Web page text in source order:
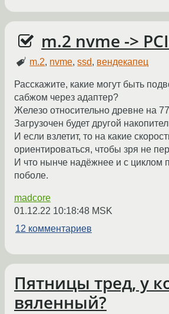
m.2 nvme ->
m.2, nvme,ssd, вендекапец
Расскажите, какие могут быть
сабжом через адаптер?
Железо относительно древне на
Загрузочен будет другой
И если взлетит, то на какие
ориентироваться, чтобы зря не
И что нынче надёжнее и с циклом
поболе.
madcore
01.12.22 10:18:48 MSK
12 комментариев
Пятницы тред, у
вяленный?